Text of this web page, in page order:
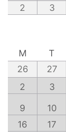
2
3
M
T
26
27
2
3
9 10
16
17